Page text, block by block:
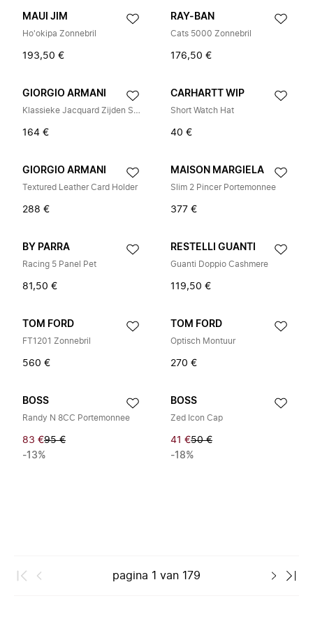
MAUI JIM
Ho'okipa Zonnebril
193,50 €
RAY-BAN
Cats 5000 Zonnebril
176,50 €
GIORGIO ARMANI
Klassieke Jacquard Zijden Stropdas met Geborduurd Logo
164 €
CARHARTT WIP
Short Watch Hat
40 €
GIORGIO ARMANI
Textured Leather Card Holder
288 €
MAISON MARGIELA
Slim 2 Pincer Portemonnee
377 €
BY PARRA
Racing 5 Panel Pet
81,50 €
RESTELLI GUANTI
Guanti Doppio Cashmere
119,50 €
TOM FORD
FT1201 Zonnebril
560 €
TOM FORD
Optisch Montuur
270 €
BOSS
Randy N 8CC Portemonnee
83 €95 €
-13%
BOSS
Zed Icon Cap
41 €50 €
-18%
pagina 1 van 179